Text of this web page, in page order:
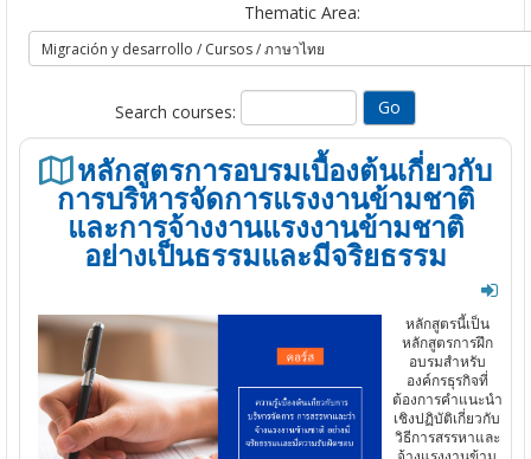
Thematic Area:
Search courses:
หลักสูตรการอบรมเบื้องต้นเกี่ยวกับ
การบริหารจัดการแรงงานข้ามชาติ
และการจ้างงานแรงงานข้ามชาติ
อย่างเป็นธรรมและมีจริยธรรม
หลักสูตรนี้เป็น
หลักสูตรการฝึก
อบรมสำหรับ
องค์กรธุรกิจที่
ต้องการคำแนะนำ
เชิงปฏิบัติเกี่ยวกับ
วิธีการสรรหาและ